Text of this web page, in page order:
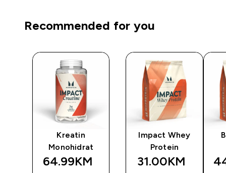
Recommended for you
Kreatin
Monohidrat
64.99KM‎
Impact Whey
Protein
31.00KM‎